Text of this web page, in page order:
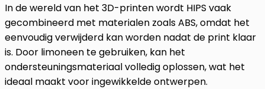
In de wereld van het 3D-printen wordt HIPS vaak
gecombineerd met materialen zoals ABS, omdat het
eenvoudig verwijderd kan worden nadat de print klaar
is. Door limoneen te gebruiken, kan het
ondersteuningsmateriaal volledig oplossen, wat het
ideaal maakt voor ingewikkelde ontwerpen.